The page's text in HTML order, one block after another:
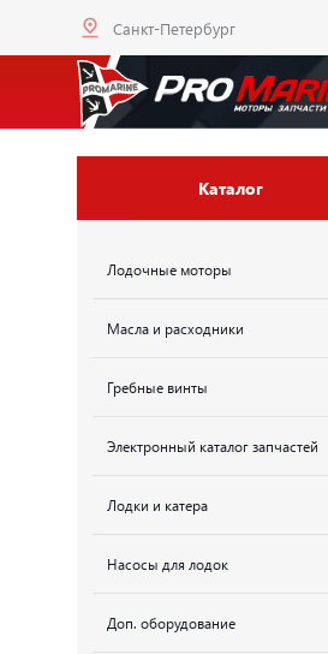
Санкт-Петербург
Каталог
Лодочные моторы
Масла и расходники
Гребные винты
Электронный каталог запчастей
Лодки и катера
Насосы для лодок
Доп. оборудование